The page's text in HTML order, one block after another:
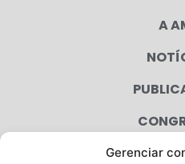
Gerenciar
A